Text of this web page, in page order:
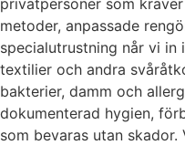
privatpersoner som
metoder, anpassade
specialutrustning når vi in
textilier och andra
bakterier, damm och
dokumenterad hygien,
som bevaras utan